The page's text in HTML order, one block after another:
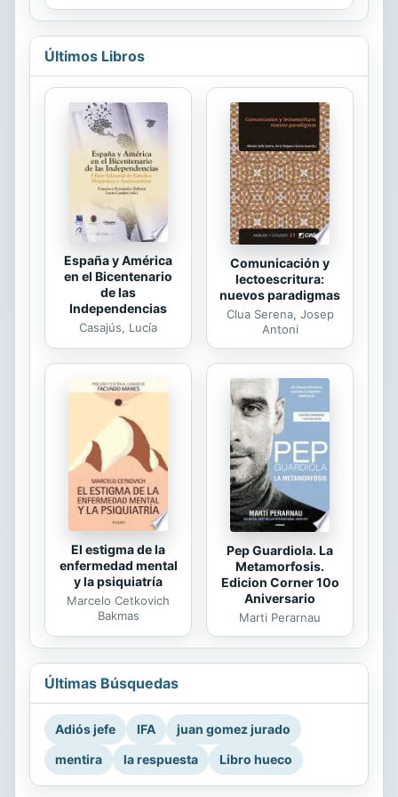
tackles such topics as: Why does
God allow suffering? What about
and more. This resource is written in
Spanish.
Últimos Libros
España y América
en el Bicentenario
de las
Independencias
Casajús, Lucía
Comunicación y
lectoescritura:
nuevos paradigmas
Clua Serena, Josep
Antoni
El estigma de la
enfermedad mental
y la psiquiatría
Marcelo Cetkovich
Bakmas
Pep Guardiola. La
Metamorfosis.
Edicion Corner 10o
Aniversario
Marti Perarnau
Últimas Búsquedas
Adiós jefe IFA
juan gomez jurado
mentira
la respuesta Libro hueco